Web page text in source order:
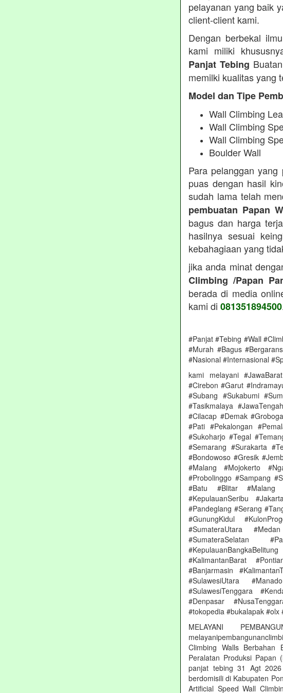
pelayanan yang baik
client-client kami.
Dengan berbekal
kami miliki
Panjat Tebing
memilki kualitas yang
Model dan Tipe
Wall Climbing
Wall Climbing
Wall Climbing
Boulder Wall
Para pelanggan
puas dengan hasil
sudah lama telah
pembuatan Papan
bagus dan harga
hasilnya sesuai
kebahagiaan yang
jika anda minat
Climbing /Papan
berada di media
kami di 081351894500
#Panjat #Tebing #Wall
#Murah #Bagus
#Nasional #Internasional
kami melayani
#Cirebon #Garut
#Subang #Sukabumi
#Tasikmalaya
#Cilacap #Demak
#Pati #Pekalongan
#Sukoharjo #Tegal
#Semarang #Surakarta
#Bondowoso #Gresik
#Malang #Mojokerto
#Probolinggo #Sampang
#Batu #Blitar #Malang
#KepulauanSeribu
#Pandeglang #Serang
#GunungKidul
#SumateraUtara
#SumateraSelatan
#KalimantanBarat
#Banjarmasin
#SulawesiUtara
#SulawesiTenggara
#Denpasar
#tokopedia #bukalapak
MELAYANI
Climbing Walls Berbahan
Peralatan Produksi Papan
panjat tebing 31 Agt
berdomisili di Kabupaten
Artificial Speed Wall